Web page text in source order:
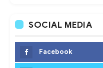
SOCIAL MEDIA
Facebook